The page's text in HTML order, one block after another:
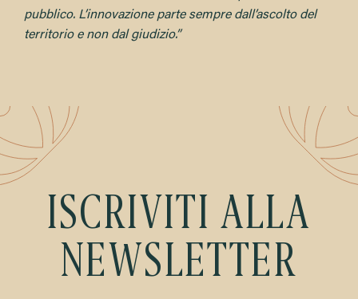
pubblico. L’innovazione parte sempre dall’ascolto del
territorio e non dal giudizio.”
ISCRIVITI ALLA
NEWSLETTER